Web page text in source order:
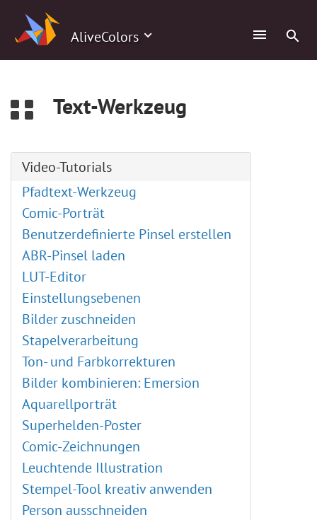
AliveColors
Text-Werkzeug
Video-Tutorials
Pfadtext-Werkzeug
Comic-Porträt
Benutzerdefinierte Pinsel erstellen
ABR-Pinsel laden
LUT-Editor
Einstellungsebenen
Bilder zuschneiden
Stapelverarbeitung
Ton- und Farbkorrekturen
Bilder kombinieren: Emersion
Aquarellporträt
Superhelden-Poster
Comic-Zeichnungen
Leuchtende Illustration
Stempel-Tool kreativ anwenden
Person ausschneiden